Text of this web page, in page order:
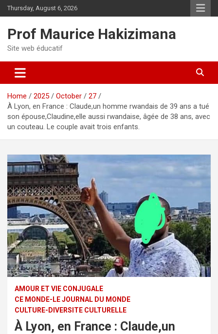
Skip
to
Thursday, August 6, 2026
Prof Maurice Hakizimana
Site web éducatif
Home 2025 October
27
À Lyon, en France : Claude,un homme rwandais de 39 ans a tué
son épouse,Claudine,elle aussi rwandaise, âgée de 38 ans, avec
un couteau. Le couple avait trois enfants.
AMOUR ET VIE CONJUGALE
CE MONDE-LE JOURNAL DU MONDE
CULTURE-DIVERSITE CULTURELLE
À Lyon, en France : Claude,un